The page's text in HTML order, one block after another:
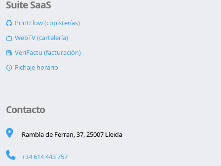
Suite SaaS
PrintFlow (copisterías)
WebTV (cartelería)
VeriFactu (facturación)
Fichaje horario
Contacto
Rambla de Ferran, 37, 25007 Lleida
+34 614 443 757